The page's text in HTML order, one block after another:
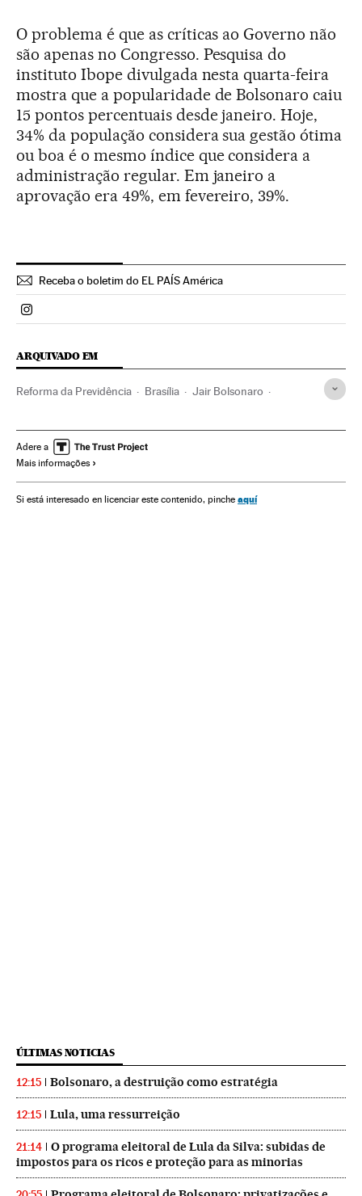
O problema é que as críticas ao Governo não
são apenas no Congresso. Pesquisa do
instituto Ibope divulgada nesta quarta-feira
mostra que a popularidade de Bolsonaro caiu
15 pontos percentuais desde janeiro. Hoje,
34% da população considera sua gestão ótima
ou boa é o mesmo índice que considera a
administração regular. Em janeiro a
aprovação era 49%, em fevereiro, 39%.
Receba o boletim do EL PAÍS América
Politica El País Brasil en Instagram
ARQUIVADO EM
Reforma da Previdência Brasília Jair Bolsonaro
Aposentadoria Reformas políticas
América do Sul América Latina Administração Estado
Adere a
Mais informações
Si está interesado en licenciar este contenido, pinche aquí
ÚLTIMAS NOTICIAS
12:15 Bolsonaro, a destruição como estratégia
12:15 Lula, uma ressurreição
21:14
O programa eleitoral de Lula da Silva: subidas de
impostos para os ricos e proteção para as minorias